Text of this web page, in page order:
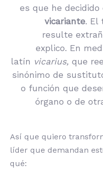
es que he
vicariante. El
resulte
explico. En
latín vicarius, que
sinónimo de
o función que
órgano o de
Así que quiero
líder que demandan
qué: